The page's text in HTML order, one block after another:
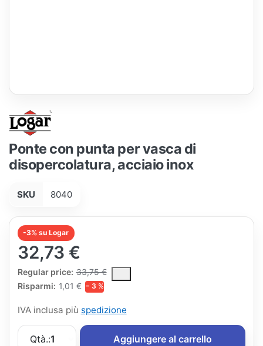
Ponte con punta per vasca di
disopercolatura, acciaio inox
SKU 8040
-3% su Logar
32,73 €
Regular price: 33,75 €
The Regular Price is the median selling price paid by
Risparmi: 1,01 € − 3 %
IVA inclusa più spedizione
Qtà.:1 Aggiungere al carrello